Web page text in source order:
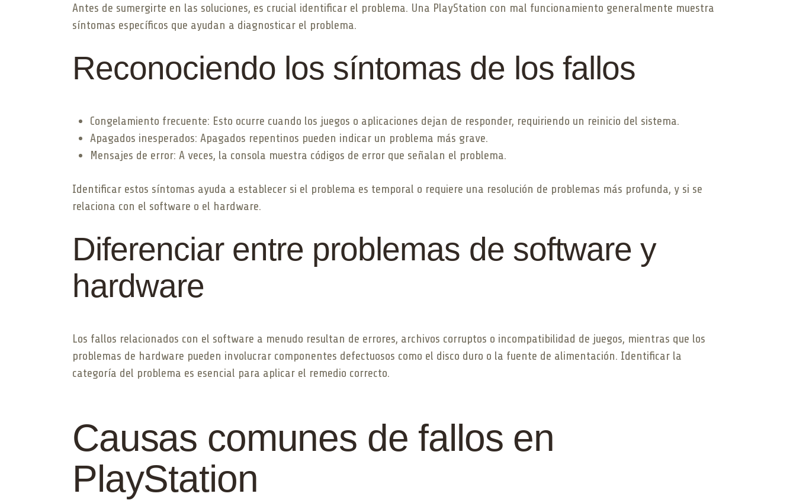
Antes de sumergirte en las soluciones, es crucial identificar el problema. Una PlayStation con mal funcionamiento generalmente muestra
síntomas específicos que ayudan a diagnosticar el problema.
Reconociendo los síntomas de los fallos
Congelamiento frecuente: Esto ocurre cuando los juegos o aplicaciones dejan de responder, requiriendo un reinicio del sistema.
Apagados inesperados: Apagados repentinos pueden indicar un problema más grave.
Mensajes de error: A veces, la consola muestra códigos de error que señalan el problema.
Identificar estos síntomas ayuda a establecer si el problema es temporal o requiere una resolución de problemas más profunda, y si se
relaciona con el software o el hardware.
Diferenciar entre problemas de software y
hardware
Los fallos relacionados con el software a menudo resultan de errores, archivos corruptos o incompatibilidad de juegos, mientras que los
problemas de hardware pueden involucrar componentes defectuosos como el disco duro o la fuente de alimentación. Identificar la
categoría del problema es esencial para aplicar el remedio correcto.
Causas comunes de fallos en
PlayStation